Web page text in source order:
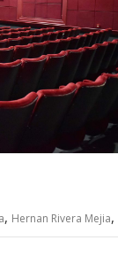
, Hernan Rivera Mejia,